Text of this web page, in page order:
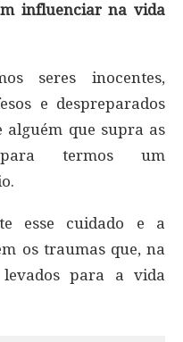
influenciar na vida
seres inocentes,
e despreparados
alguém que supra as
para termos um
esse cuidado e a
os traumas que, na
para a vida